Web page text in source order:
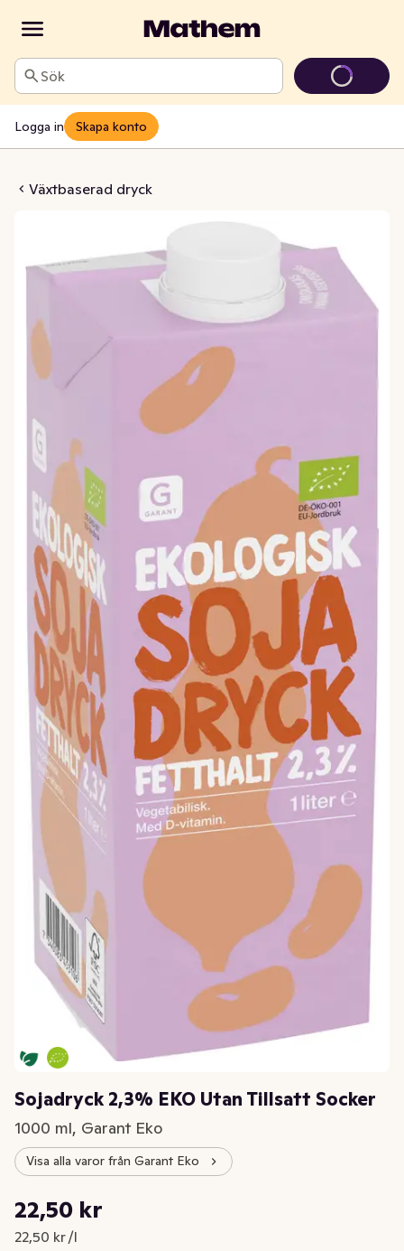
Sök
Logga in Skapa konto
Växtbaserad dryck
Utan Tillsatt Socker
Sojadryck 2,3% EKO Utan Tillsatt Socker
1000 ml, Garant Eko
Visa alla varor från Garant Eko
Nuvarande pris är: 22,50 kr
22,50 kr
22,50 kr /l
Styckpris: 22,50 kr /l